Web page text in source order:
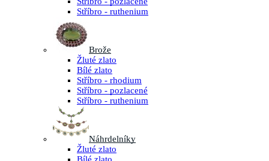
Stříbro - ruthenium
Brože
Žluté zlato
Bílé zlato
Stříbro - rhodium
Stříbro - pozlacené
Stříbro - ruthenium
Náhrdelníky
Žluté zlato